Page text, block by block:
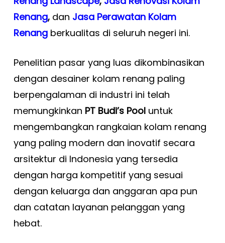
Renang, dan Jasa Perawatan Kolam
Renangberkualitas di seluruh negeri ini.
Penelitian pasar yang luas dikombinasikan
dengan desainer kolam renang paling
berpengalaman di industri ini telah
memungkinkan PT Budi’s Pooluntuk
mengembangkan rangkaian kolam renang
yang paling modern dan inovatif secara
arsitektur di Indonesia yang tersedia
dengan harga kompetitif yang sesuai
dengan keluarga dan anggaran apa pun
dan catatan layanan pelanggan yang
hebat.